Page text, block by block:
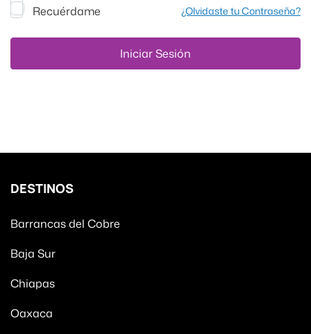
Recuérdame ¿Olvidaste tu Contraseña?
DESTINOS
Barrancas del Cobre
Baja Sur
Chiapas
Oaxaca